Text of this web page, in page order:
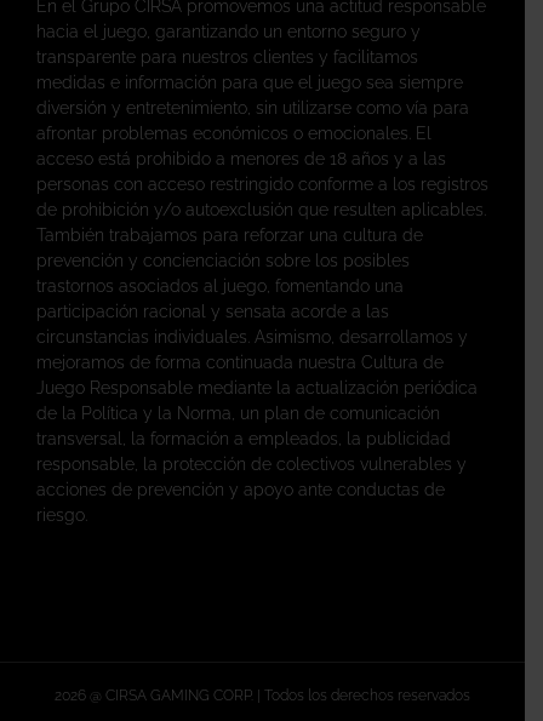
En el Grupo CIRSA promovemos una actitud responsable
hacia el juego, garantizando un entorno seguro y
transparente para nuestros clientes y facilitamos
medidas e información para que el juego sea siempre
diversión y entretenimiento, sin utilizarse como vía para
afrontar problemas económicos o emocionales. El
acceso está prohibido a menores de 18 años y a las
personas con acceso restringido conforme a los registros
de prohibición y/o autoexclusión que resulten aplicables.
También trabajamos para reforzar una cultura de
prevención y concienciación sobre los posibles
trastornos asociados al juego, fomentando una
participación racional y sensata acorde a las
circunstancias individuales. Asimismo, desarrollamos y
mejoramos de forma continuada nuestra Cultura de
Juego Responsable mediante la actualización periódica
de la Política y la Norma, un plan de comunicación
transversal, la formación a empleados, la publicidad
responsable, la protección de colectivos vulnerables y
acciones de prevención y apoyo ante conductas de
riesgo.
2026 @ CIRSA GAMING CORP. | Todos los derechos reservados